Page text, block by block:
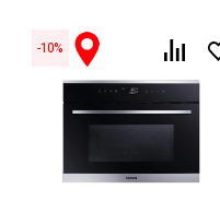
-10%